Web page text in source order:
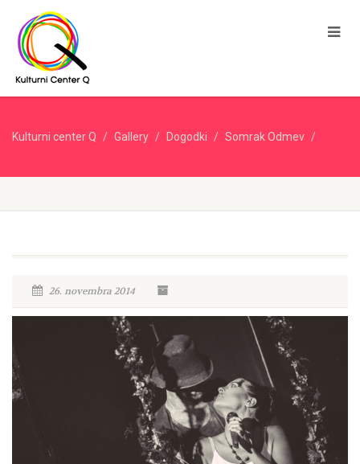
Kulturni center Q Gallery Dogodki Somrak Odmev
26. novembra 2014